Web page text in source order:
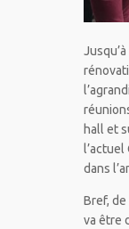
hall et
l’actuel
dans
Bref, de
va être